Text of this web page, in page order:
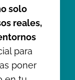
solo
reales,
para
poner